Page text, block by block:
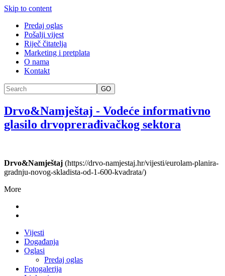
Skip to content
Predaj oglas
Pošalji vijest
Riječ čitatelja
Marketing i pretplata
O nama
Kontakt
GO
Drvo&Namještaj - Vodeće informativno
glasilo drvoprerađivačkog sektora
Drvo&Namještaj (https://drvo-namjestaj.hr/vijesti/eurolam-planira-
gradnju-novog-skladista-od-1-600-kvadrata/)
More
Vijesti
Događanja
Oglasi
Predaj oglas
Fotogalerija